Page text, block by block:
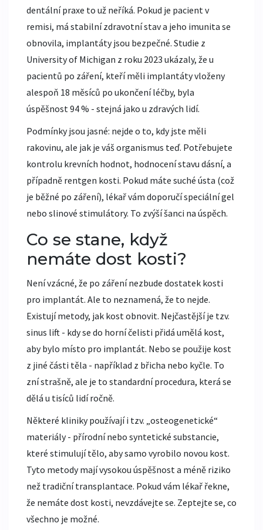
dentální praxe to už neříká. Pokud je pacient v
remisi, má stabilní zdravotní stav a jeho imunita se
obnovila, implantáty jsou bezpečné. Studie z
University of Michigan z roku 2023 ukázaly, že u
pacientů po záření, kteří měli implantáty vloženy
alespoň 18 měsíců po ukončení léčby, byla
úspěšnost 94 % - stejná jako u zdravých lidí.
Podmínky jsou jasné: nejde o to, kdy jste měli
rakovinu, ale jak je váš organismus teď. Potřebujete
kontrolu krevních hodnot, hodnocení stavu dásní, a
případně rentgen kosti. Pokud máte suché ústa (což
je běžné po záření), lékař vám doporučí speciální gel
nebo slinové stimulátory. To zvýší šanci na úspěch.
Co se stane, když
nemáte dost kosti?
Není vzácné, že po záření nezbude dostatek kosti
pro implantát. Ale to neznamená, že to nejde.
Existují metody, jak kost obnovit. Nejčastější je tzv.
sinus lift - kdy se do horní čelisti přidá umělá kost,
aby bylo místo pro implantát. Nebo se použije kost
z jiné části těla - například z břicha nebo kyčle. To
zní strašně, ale je to standardní procedura, která se
dělá u tisíců lidí ročně.
Některé kliniky používají i tzv. „osteogenetické“
materiály - přírodní nebo syntetické substancie,
které stimulují tělo, aby samo vyrobilo novou kost.
Tyto metody mají vysokou úspěšnost a méně riziko
než tradiční transplantace. Pokud vám lékař řekne,
že nemáte dost kosti, nevzdávejte se. Zeptejte se, co
všechno je možné.